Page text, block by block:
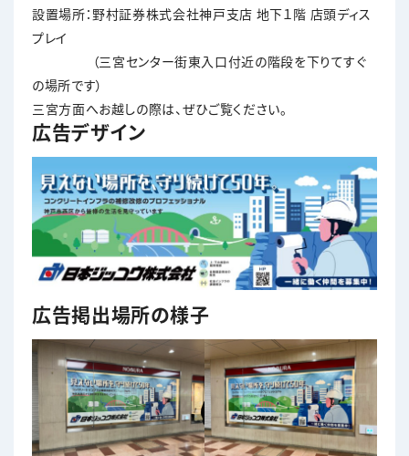
設置場所：野村証券株式会社神戸支店 地下１階 店頭ディス
プレイ
（三宮センター街東入口付近の階段を下りてすぐ
の場所です）
三宮方面へお越しの際は、ぜひご覧ください。
広告デザイン
広告掲出場所の様子